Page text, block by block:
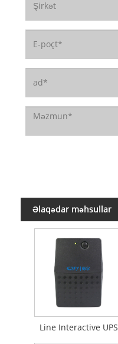
Əlaqədar məhsullar
Line Interactive UPS